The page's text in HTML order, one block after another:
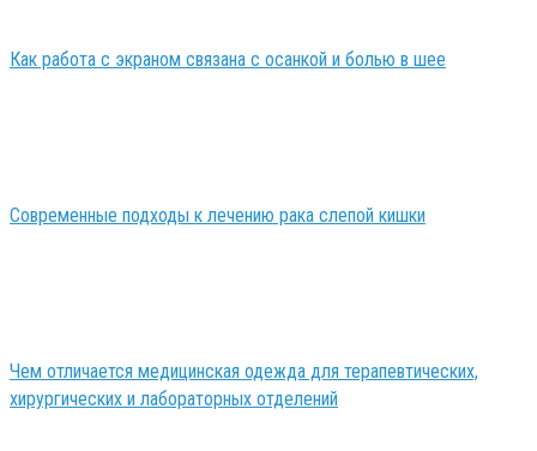
Как работа с экраном связана с осанкой и болью в шее
Современные подходы к лечению рака слепой кишки
Чем отличается медицинская одежда для терапевтических,
хирургических и лабораторных отделений